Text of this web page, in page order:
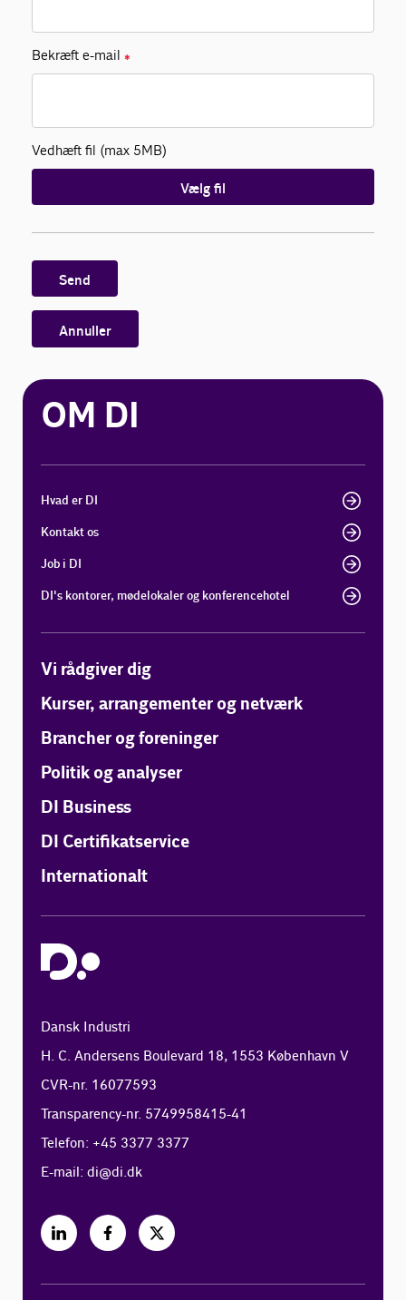
Bekræft e-mail ✱
Vedhæft fil (max 5MB)
Vælg fil
Send
Annuller
OM DI
Hvad er DI
Kontakt os
Job i DI
DI's kontorer, mødelokaler og konferencehotel
Vi rådgiver dig
Kurser, arrangementer og netværk
Brancher og foreninger
Politik og analyser
DI Business
DI Certifikatservice
Internationalt
Dansk Industri
H. C. Andersens Boulevard 18, 1553 København V
CVR-nr. 16077593
Transparency-nr. 5749958415-41
Telefon: +45 3377 3377
E-mail:di@di.dk